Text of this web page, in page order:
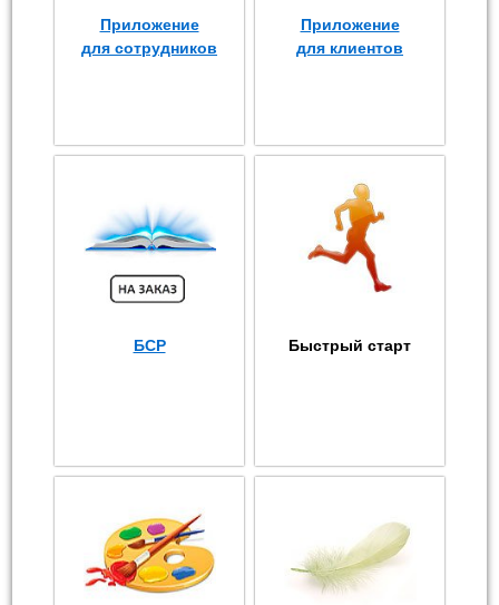
Приложение
для сотрудников
Приложение
для клиентов
БСР Быстрый старт